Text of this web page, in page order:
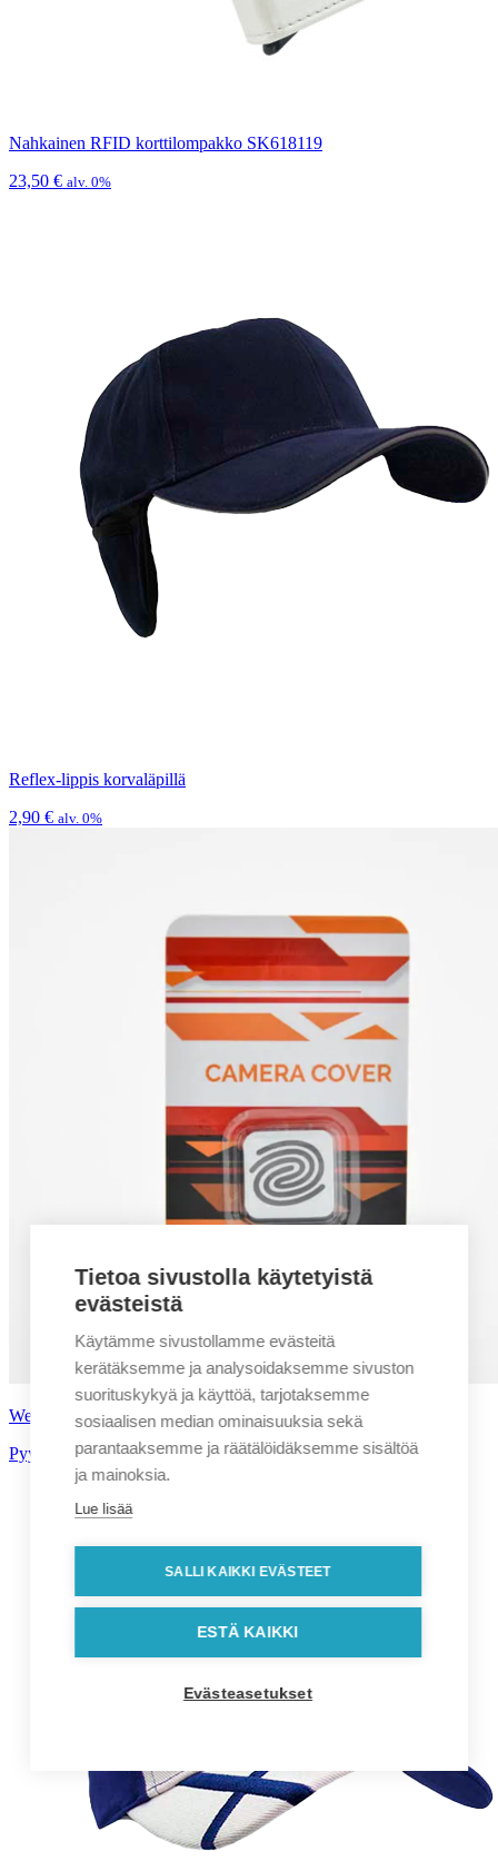
Nahkainen RFID korttilompakko SK618119
23,50 € alv. 0%
Reflex-lippis korvaläpillä
2,90 € alv. 0%
Webkameran suojus
Pyydä tarjous!
Tietoa sivustolla käytetyistä
evästeistä
Käytämme sivustollamme evästeitä
kerätäksemme ja analysoidaksemme sivuston
suorituskykyä ja käyttöä, tarjotaksemme
sosiaalisen median ominaisuuksia sekä
parantaaksemme ja räätälöidäksemme sisältöä
ja mainoksia.
Lue lisää
SALLI KAIKKI EVÄSTEET
ESTÄ KAIKKI
Evästeasetukset